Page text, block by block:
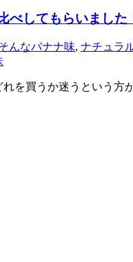
べしてもらいまし
んなバナナ味, ナチュラ
を買うか迷うという